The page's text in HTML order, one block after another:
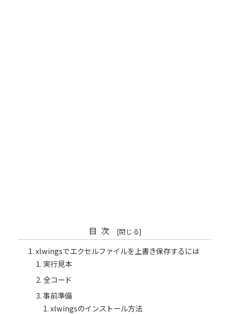
目次
xlwingsでエクセルファイルを上書き保存するには
実行見本
全コード
事前準備
xlwingsのインストール方法